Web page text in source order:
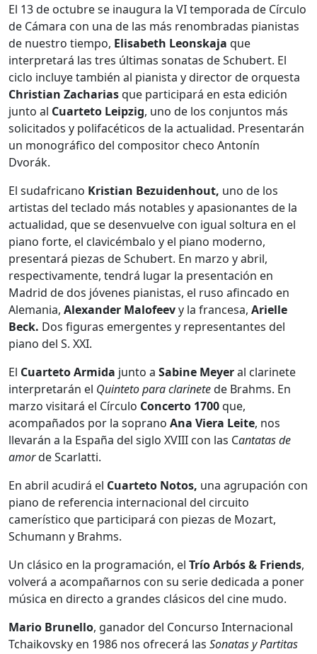
El 13 de octubre se inaugura la VI temporada de Círculo
de Cámara con una de las más renombradas pianistas
de nuestro tiempo, Elisabeth Leonskaja que
interpretará las tres últimas sonatas de Schubert. El
ciclo incluye también al pianista y director de orquesta
Christian Zachariasque participará en esta edición
junto al Cuarteto Leipzig, uno de los conjuntos más
solicitados y polifacéticos de la actualidad. Presentarán
un monográfico del compositor checo Antonín
Dvorák.
El sudafricano Kristian Bezuidenhout, uno de los
artistas del teclado más notables y apasionantes de la
actualidad, que se desenvuelve con igual soltura en el
piano forte, el clavicémbalo y el piano moderno,
presentará piezas de Schubert. En marzo y abril,
respectivamente, tendrá lugar la presentación en
Madrid de dos jóvenes pianistas, el ruso afincado en
Alemania, Alexander Malofeevy la francesa, Arielle
Beck. Dos figuras emergentes y representantes del
piano del S. XXI.
El Cuarteto Armida junto a Sabine Meyeral clarinete
interpretarán el Quinteto para clarinetede Brahms. En
marzo visitará el Círculo Concerto 1700que,
acompañados por la soprano Ana Viera Leite, nos
llevarán a la España del siglo XVIII con las Cantatas de
amorde Scarlatti.
En abril acudirá el Cuarteto Notos, una agrupación con
piano de referencia internacional del circuito
camerístico que participará con piezas de Mozart,
Schumann y Brahms.
Un clásico en la programación, el Trío Arbós & Friends,
volverá a acompañarnos con su serie dedicada a poner
música en directo a grandes clásicos del cine mudo.
Mario Brunello, ganador del Concurso Internacional
Tchaikovsky en 1986 nos ofrecerá las Sonatas y Partitas